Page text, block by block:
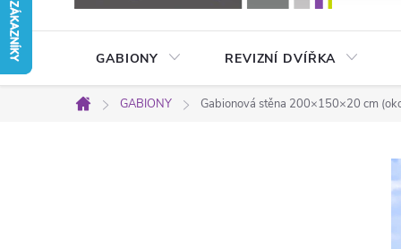
GABIONY REVIZNÍ DVÍŘKA
Domů
GABIONY Gabionová stěna 200×150×20 cm